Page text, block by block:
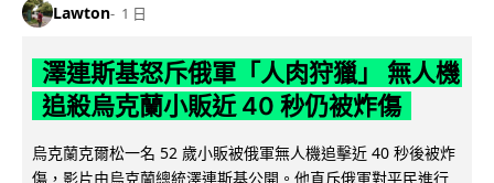
Lawton 1 日
澤連斯基怒斥俄軍「人肉狩獵」 無人機
追殺烏克蘭小販近 40 秒仍被炸傷
烏克蘭克爾松一名 52 歲小販被俄軍無人機追擊近 40 秒後被炸
傷，影片由烏克蘭總統澤連斯基公開。他直斥俄軍對平民進行